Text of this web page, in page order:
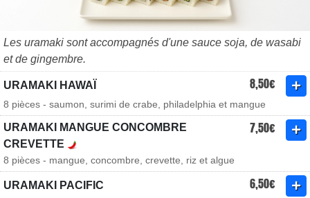
Les uramaki sont accompagnés d'une sauce soja, de wasabi
et de gingembre.
URAMAKI HAWAÏ 8,50€
8 pièces - saumon, surimi de crabe, philadelphia et mangue
URAMAKI MANGUE CONCOMBRE
CREVETTE
7,50€
8 pièces - mangue, concombre, crevette, riz et algue
URAMAKI PACIFIC 6,50€